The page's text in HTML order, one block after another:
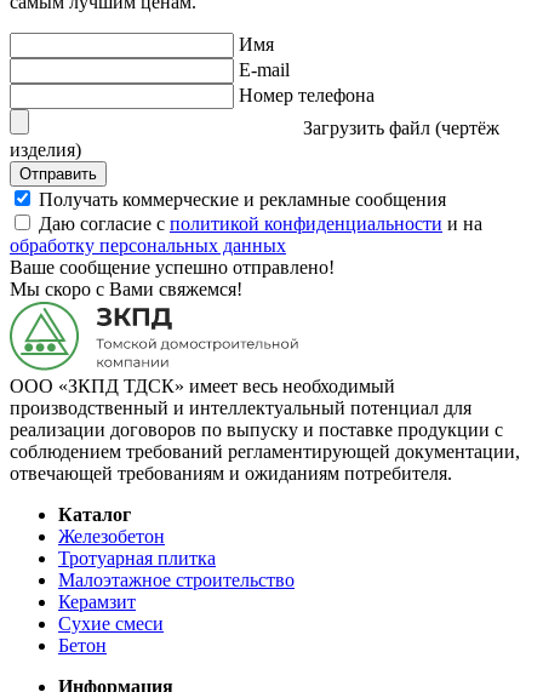
Имя
E-mail
Номер телефона
Загрузить файл (чертёж
изделия)
Отправить
Получать коммерческие и рекламные сообщения
Даю согласие с политикой конфиденциальности и на
обработку персональных данных
Ваше сообщение успешно отправлено!
Мы скоро с Вами свяжемся!
ООО «ЗКПД ТДСК» имеет весь необходимый
производственный и интеллектуальный потенциал для
реализации договоров по выпуску и поставке продукции с
соблюдением требований регламентирующей документации,
отвечающей требованиям и ожиданиям потребителя.
Каталог
Железобетон
Тротуарная плитка
Малоэтажное строительство
Керамзит
Сухие смеси
Бетон
Информация